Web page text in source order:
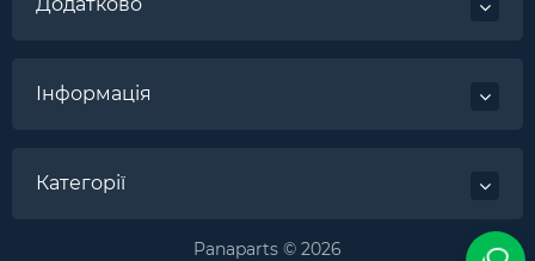
Інформація
Категорії
Panaparts © 2026